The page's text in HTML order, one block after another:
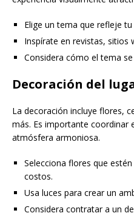
Elige un tema que refleje
Inspírate en revistas, sitios
Considera cómo el tema
Decoración del
La decoración incluye flores,
más. Es importante coordinar
atmósfera armoniosa.
Selecciona flores que
costos.
Usa luces para crear un
Considera contratar a un